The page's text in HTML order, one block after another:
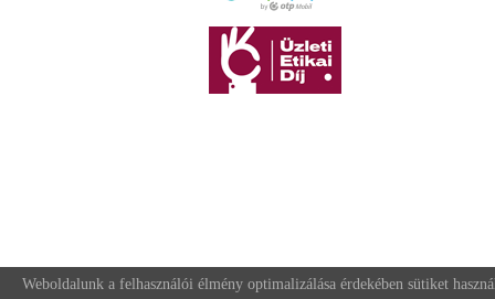
Weboldalunk a felhasználói élmény optimalizálása érdekében sütiket